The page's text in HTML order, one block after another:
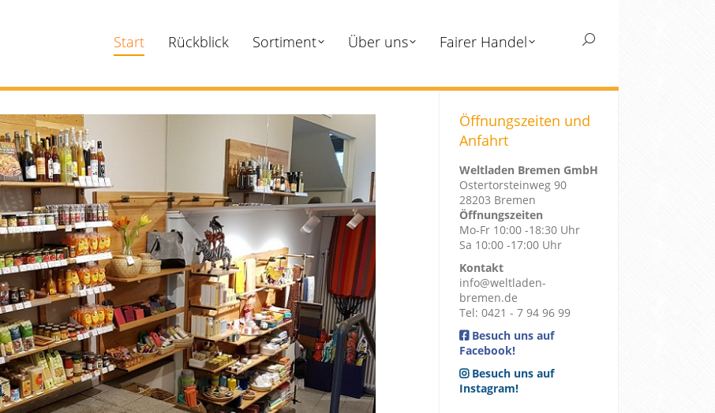
Start Rückblick Sortiment Über uns Fairer Handel Search:
Öffnungszeiten und
Anfahrt
Weltladen Bremen GmbH
Ostertorsteinweg 90
28203 Bremen
Öffnungszeiten
Mo-Fr 10:00 -18:30 Uhr
Sa 10:00 -17:00 Uhr
Kontakt
info@weltladen-
bremen.de
Tel: 0421 - 7 94 96 99
Besuch uns auf
Facebook!
Besuch uns auf
Instagram!